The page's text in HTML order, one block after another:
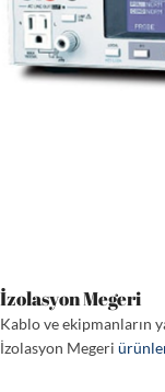
İzolasyon Megeri
Kablo ve ekipmanların
İzolasyon Megeri